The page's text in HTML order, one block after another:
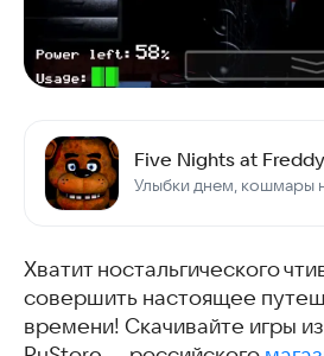
Хватит ностальгического
совершить настоящее
времени! Скачивайте игры